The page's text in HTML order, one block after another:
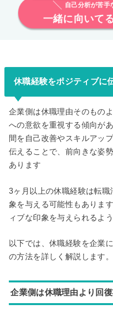
自己分析が苦手
一緒に向いて
休職経験をポジティブに
企業側は休職理由そのもの
への意欲を重視する傾向が
間を自己改善やスキルアッ
伝えることで、前向きな姿
あります
3ヶ月以上の休職経験は転
象を与える可能性もありま
ィブな印象を与えられるよ
以下では、休職経験を企業
の方法を詳しく解説します。
企業側は休職理由より回